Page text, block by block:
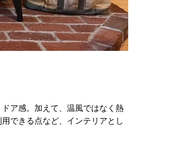
ア感。加えて、温風ではなく熱
できる点など、インテリアとし